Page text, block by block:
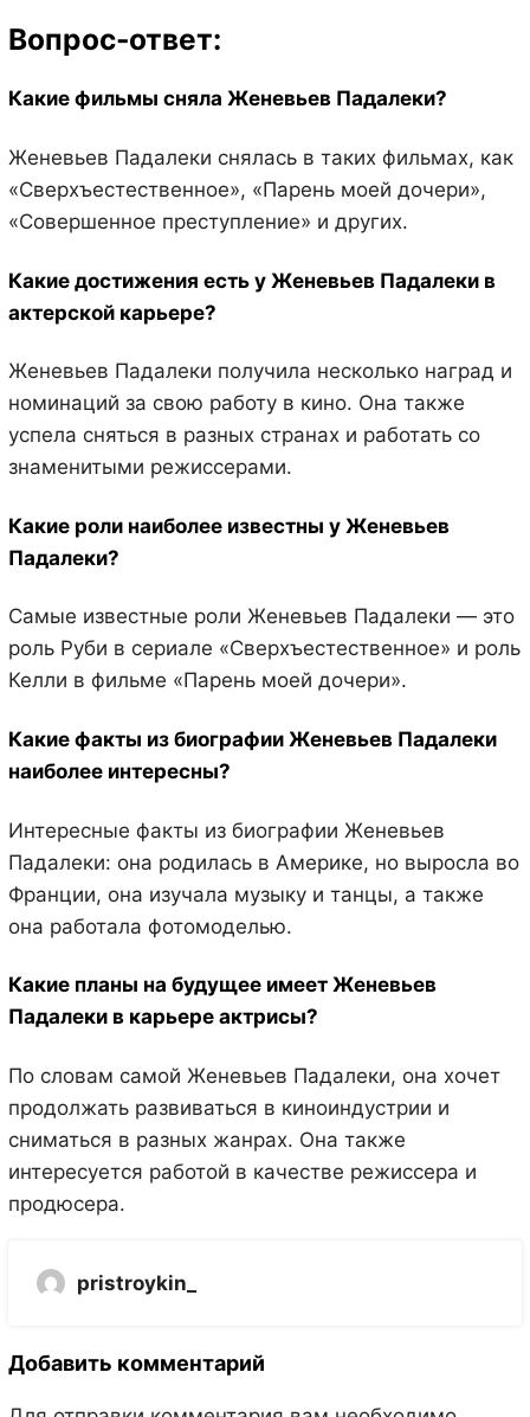
Вопрос-ответ:
Какие фильмы сняла Женевьев Падалеки?
Женевьев Падалеки снялась в таких фильмах, как
«Сверхъестественное», «Парень моей дочери»,
«Совершенное преступление» и других.
Какие достижения есть у Женевьев Падалеки в
актерской карьере?
Женевьев Падалеки получила несколько наград и
номинаций за свою работу в кино. Она также
успела сняться в разных странах и работать со
знаменитыми режиссерами.
Какие роли наиболее известны у Женевьев
Падалеки?
Самые известные роли Женевьев Падалеки — это
роль Руби в сериале «Сверхъестественное» и роль
Келли в фильме «Парень моей дочери».
Какие факты из биографии Женевьев Падалеки
наиболее интересны?
Интересные факты из биографии Женевьев
Падалеки: она родилась в Америке, но выросла во
Франции, она изучала музыку и танцы, а также
она работала фотомоделью.
Какие планы на будущее имеет Женевьев
Падалеки в карьере актрисы?
По словам самой Женевьев Падалеки, она хочет
продолжать развиваться в киноиндустрии и
сниматься в разных жанрах. Она также
интересуется работой в качестве режиссера и
продюсера.
pristroykin_
Добавить комментарий